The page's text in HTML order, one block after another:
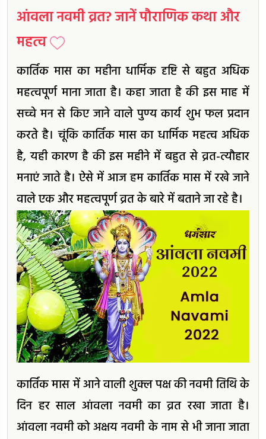
आंवला नवमी व्रत? जानें पौराणिक कथा और
महत्व
कार्तिक मास का महीना धार्मिक दृष्टि से बहुत अधिक
महत्वपूर्ण माना जाता है। कहा जाता है की इस माह में
सच्चे मन से किए जाने वाले पुण्य कार्य शुभ फल प्रदान
करते है। चूंकि कार्तिक मास का धार्मिक महत्व अधिक
है, यही कारण है की इस महीने में बहुत से व्रत-त्यौहार
मनाएं जाते है। ऐसे में आज हम कार्तिक मास में रखे जाने
वाले एक और महत्वपूर्ण व्रत के बारे में बताने जा रहे है।
कार्तिक मास में आने वाली शुक्ल पक्ष की नवमी तिथि के
दिन हर साल आंवला नवमी का व्रत रखा जाता है।
आंवला नवमी को अक्षय नवमी के नाम से भी जाना जाता